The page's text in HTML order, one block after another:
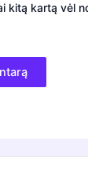
kitą kartą vėl